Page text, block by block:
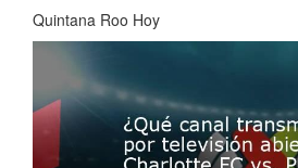
Quintana Roo Hoy